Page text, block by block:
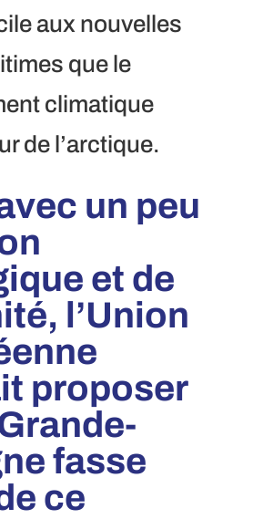
aux nouvelles
que le
climatique
de l’arctique.
un peu
et de
l’Union
proposer
fasse
ce